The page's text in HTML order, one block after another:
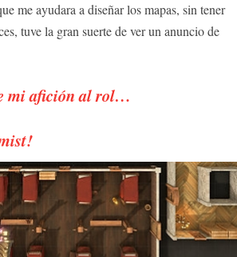
me ayudara a diseñar los mapas, sin tener
tuve la gran suerte de ver un anuncio de
mi afición al rol…
!